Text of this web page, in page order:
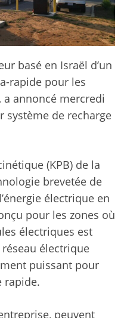
basé en Israël d’un
rapide pour les
a annoncé mercredi
système de recharge
(KPB) de la
brevetée de
électrique en
pour les zones où
électriques est
électrique
puissant pour
rapide.
peuvent